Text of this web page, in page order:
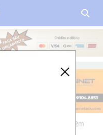
27/07/2025 às 15h42m